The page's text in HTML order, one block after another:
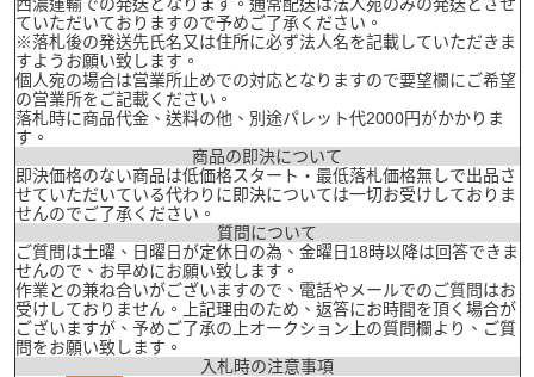
ていただいておりますので予めご了承ください。
※落札後の発送先氏名又は住所に必ず法人名を記載していただきま
すようお願い致します。
個人宛の場合は営業所止めでの対応となりますので要望欄にご希望
の営業所をご記載ください。
落札時に商品代金、送料の他、別途パレット代2000円がかかりま
す。
商品の即決について
即決価格のない商品は低価格スタート・最低落札価格無しで出品さ
せていただいている代わりに即決については一切お受けしておりま
せんのでご了承ください。
質問について
ご質問は土曜、日曜日が定休日の為、金曜日18時以降は回答できま
せんので、お早めにお願い致します。
作業との兼ね合いがございますので、電話やメールでのご質問はお
受けしておりません。上記理由のため、返答にお時間を頂く場合が
ございますが、予めご了承の上オークション上の質問欄より、ご質
問をお願い致します。
入札時の注意事項